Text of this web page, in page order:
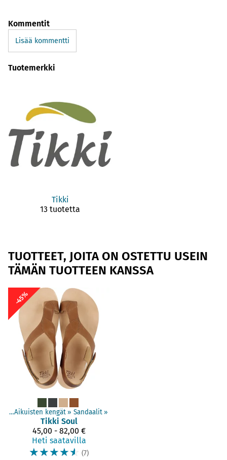
Kommentit
Lisää kommentti
Tuotemerkki
Tikki
13 tuotetta
TUOTTEET, JOITA ON OSTETTU USEIN
TÄMÄN TUOTTEEN KANSSA
-45%
‪»Aikuisten kengät ‪» Sandaalit ‪»
Tikki Soul
45,00 - 82,00 €
Heti saatavilla
☆☆☆☆☆ (7)